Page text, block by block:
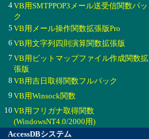
4VB用SMTPPOP3メール送受信関数パッ
ク
5 VB用メール操作関数拡張版Pro
6 VB用文字列四則演算関数拡張版
7 VB用ビットマップファイル作成関数拡
張版
8 VB用吉日取得関数フルパック
9 VB用Winsock関数
10 VB用フリガナ取得関数
(WindowsNT4.0/2000用)
AccessDBシステム